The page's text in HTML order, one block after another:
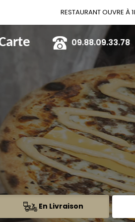
Vo
09.88.09.33.78
En Livraison